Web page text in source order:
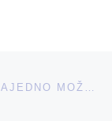
NOVE AKTIVNOSTI U PROJEKTU ZAJEDNO MOŽEMO RAZBITI “STAKLENI STROP”